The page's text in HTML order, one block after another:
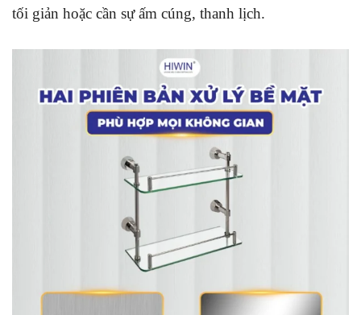
tối giản hoặc cần sự ấm cúng, thanh lịch.